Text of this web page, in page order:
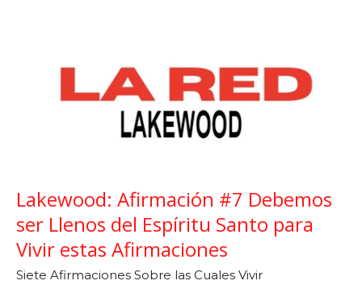
Lakewood: Afirmación #7 Debemos
ser Llenos del Espíritu Santo para
Vivir estas Afirmaciones
Siete Afirmaciones Sobre las Cuales Vivir